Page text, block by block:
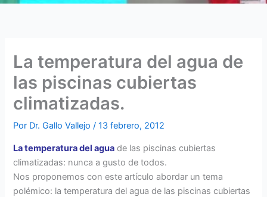
La temperatura del agua de
las piscinas cubiertas
climatizadas.
Por Dr. Gallo Vallejo/13 febrero, 2012
La temperatura del agua de las piscinas cubiertas
climatizadas: nunca a gusto de todos.
Nos proponemos con este artículo abordar un tema
polémico: la temperatura del agua de las piscinas cubiertas